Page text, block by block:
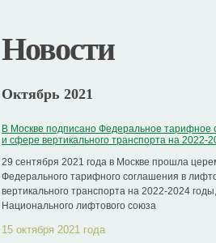
Новости
Октябрь 2021
В Москве подписано Федеральное тарифное
и сфере вертикального транспорта на 2022-
29 сентября 2021 года в Москве прошла
Федерального тарифного соглашения в
вертикального транспорта на 2022-2024
Национального лифтового союза
15 октября 2021 года